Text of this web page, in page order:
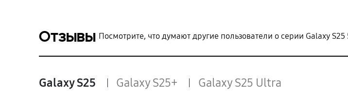
Отзывы Посмотрите, что думают другие пользователи о серии Galaxy S25
Galaxy S25 Galaxy S25+ Galaxy S25 Ultra